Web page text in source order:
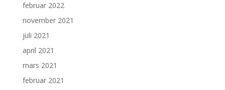
februar 2022
november 2021
juli 2021
april 2021
mars 2021
februar 2021